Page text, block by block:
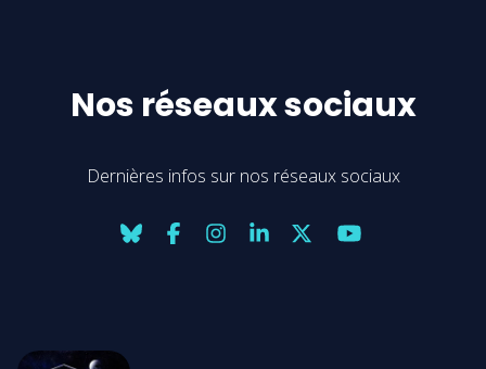
Nos réseaux sociaux
Dernières infos sur nos réseaux sociaux